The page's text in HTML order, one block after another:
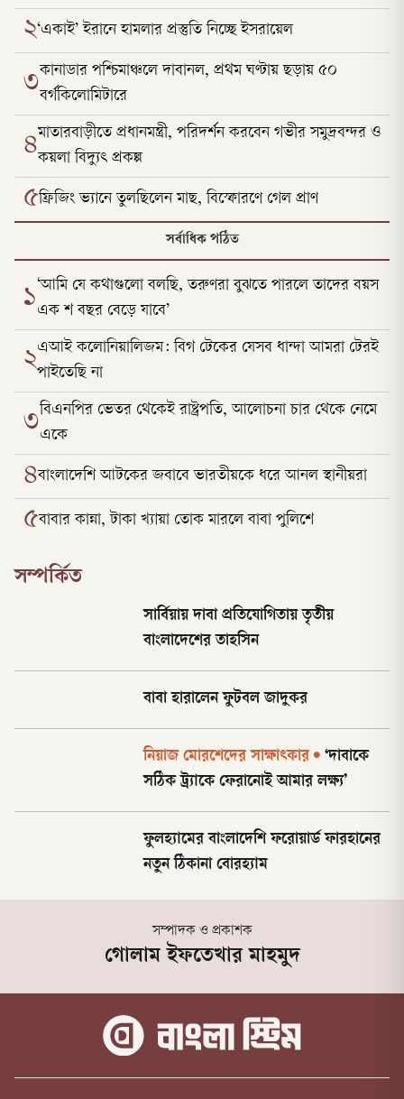
২‘একাই’ ইরানে হামলার প্রস্তুতি নিচ্ছে ইসরায়েল
৩কানাডার পশ্চিমাঞ্চলে দাবানল, প্রথম ঘণ্টায় ছড়ায় ৫০
বর্গকিলোমিটারে
৪মাতারবাড়ীতে প্রধানমন্ত্রী, পরিদর্শন করবেন গভীর সমুদ্রবন্দর ও
কয়লা বিদ্যুৎ প্রকল্প
৫ফ্রিজিং ভ্যানে তুলছিলেন মাছ, বিস্ফোরণে গেল প্রাণ
সর্বাধিক পঠিত
১‘আমি যে কথাগুলো বলছি, তরুণরা বুঝতে পারলে তাদের বয়স
এক শ বছর বেড়ে যাবে’
২এআই কলোনিয়ালিজম: বিগ টেকের যেসব ধান্দা আমরা টেরই
পাইতেছি না
৩বিএনপির ভেতর থেকেই রাষ্ট্রপতি, আলোচনা চার থেকে নেমে
একে
৪বাংলাদেশি আটকের জবাবে ভারতীয়কে ধরে আনল স্থানীয়রা
৫বাবার কান্না, টাকা খ্যায়া তোক মারলে বাবা পুলিশে
সম্পর্কিত
সার্বিয়ায় দাবা প্রতিযোগিতায় তৃতীয়
বাংলাদেশের তাহসিন
বাবা হারালেন ফুটবল জাদুকর
নিয়াজ মোরশেদের সাক্ষাৎকার • ‘দাবাকে
সঠিক ট্র্যাকে ফেরানোই আমার লক্ষ্য’
ফুলহ্যামের বাংলাদেশি ফরোয়ার্ড ফারহানের
নতুন ঠিকানা বোরহ্যাম
সম্পাদক ও প্রকাশক
গোলাম ইফতেখার মাহমুদ